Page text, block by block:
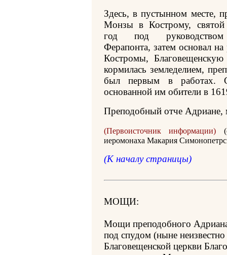
Здесь, в пустынном месте,
Монзы в Кострому,
год под руководством
Ферапонта, затем основал
Костромы, Благовещенскую
кормилась земледелием,
был первым в работах.
основанной им обители в
Преподобный отче Адриане,
(Первоисточник информации)
иеромонаха Макария
(К началу страницы)
МОЩИ:
Мощи преподобного
под спудом (ныне
Благовещенской церкви